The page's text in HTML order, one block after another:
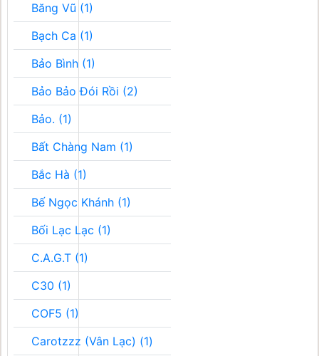
Băng Vũ (1)
Bạch Ca (1)
Bảo Bình (1)
Bảo Bảo Đói Rồi (2)
Bảo. (1)
Bất Chàng Nam (1)
Bắc Hà (1)
Bế Ngọc Khánh (1)
Bối Lạc Lạc (1)
C.A.G.T (1)
C30 (1)
COF5 (1)
Carotzzz (Vân Lạc) (1)